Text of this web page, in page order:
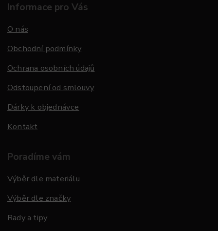
Informace pro Vás
O nás
Obchodní podmínky
Ochrana osobních údajů
Odstoupení od smlouvy
Dárky k objednávce
Kontakt
Poradíme vám
Výběr dle materiálu
Výběr dle značky
Rady a tipy